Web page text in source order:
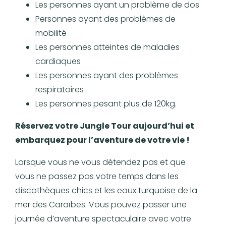
Les personnes ayant un problème de dos
Personnes ayant des problèmes de
mobilité
Les personnes atteintes de maladies
cardiaques
Les personnes ayant des problèmes
respiratoires
Les personnes pesant plus de 120kg.
Réservez votre Jungle Tour aujourd’hui et
embarquez pour l’aventure de votre vie !
Lorsque vous ne vous détendez pas et que
vous ne passez pas votre temps dans les
discothèques chics et les eaux turquoise de la
mer des Caraïbes. Vous pouvez passer une
journée d’aventure spectaculaire avec votre